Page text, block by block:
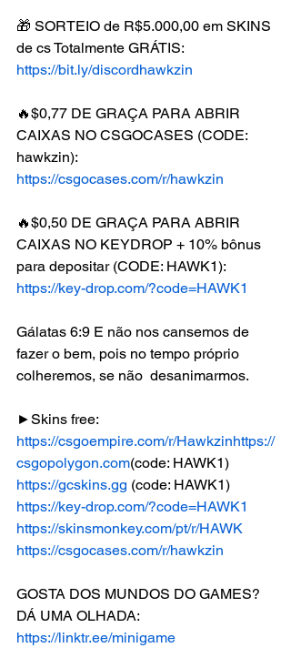
🎁 SORTEIO de R$5.000,00 em SKINS
de cs Totalmente GRÁTIS:
https://bit.ly/discordhawkzin
🔥$0,77 DE GRAÇA PARA ABRIR
CAIXAS NO CSGOCASES (CODE:
hawkzin):
https://csgocases.com/r/hawkzin
🔥$0,50 DE GRAÇA PARA ABRIR
CAIXAS NO KEYDROP + 10% bônus
para depositar (CODE: HAWK1):
https://key-drop.com/?code=HAWK1
Gálatas 6:9 E não nos cansemos de
fazer o bem, pois no tempo próprio
colheremos, se não  desanimarmos.
►Skins free:
https://csgoempire.com/r/Hawkzinhttps://
csgopolygon.com(code: HAWK1)
https://gcskins.gg (code: HAWK1)
https://key-drop.com/?code=HAWK1
https://skinsmonkey.com/pt/r/HAWK
https://csgocases.com/r/hawkzin
GOSTA DOS MUNDOS DO GAMES?
DÁ UMA OLHADA:
https://linktr.ee/minigame